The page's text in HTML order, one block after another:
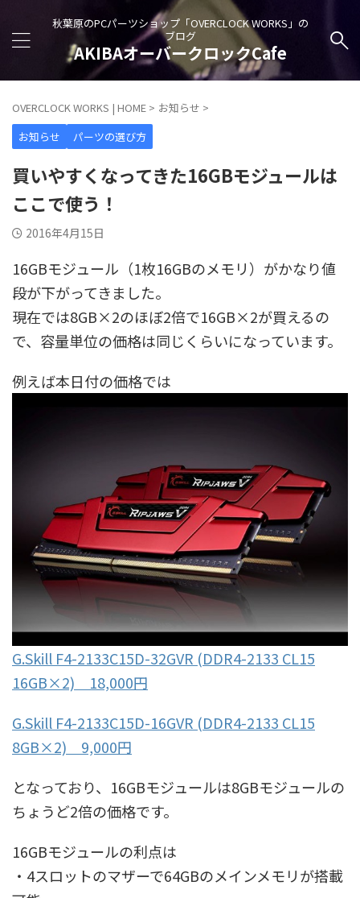
秋葉原のPCパーツショップ「OVERCLOCK WORKS」の
ブログ
AKIBAオーバークロックCafe
OVERCLOCK WORKS | HOME > お知らせ >
お知らせ
パーツの選び方
買いやすくなってきた16GBモジュールは
ここで使う！
2016年4月15日
16GBモジュール（1枚16GBのメモリ）がかなり値
段が下がってきました。
現在では8GB×2のほぼ2倍で16GB×2が買えるの
で、容量単位の価格は同じくらいになっています。
例えば本日付の価格では
G.Skill F4-2133C15D-32GVR (DDR4-2133 CL15
16GB×2) 18,000円
G.Skill F4-2133C15D-16GVR (DDR4-2133 CL15
8GB×2) 9,000円
となっており、16GBモジュールは8GBモジュールの
ちょうど2倍の価格です。
16GBモジュールの利点は
・4スロットのマザーで64GBのメインメモリが搭載